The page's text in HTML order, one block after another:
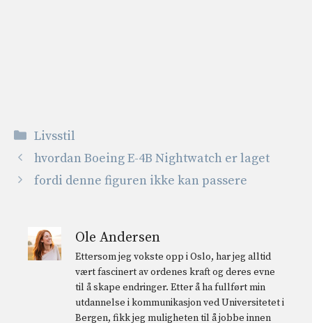
Kategorier
Livsstil
hvordan Boeing E-4B Nightwatch er laget
fordi denne figuren ikke kan passere
Ole Andersen
Ettersom jeg vokste opp i Oslo, har jeg alltid
vært fascinert av ordenes kraft og deres evne
til å skape endringer. Etter å ha fullført min
utdannelse i kommunikasjon ved Universitetet i
Bergen, fikk jeg muligheten til å jobbe innen